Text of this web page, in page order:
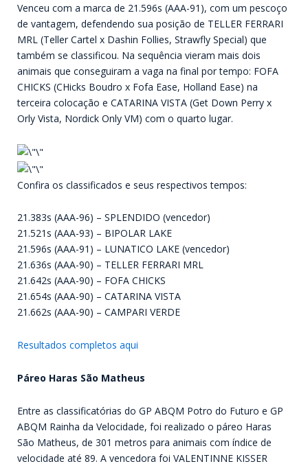
Venceu com a marca de 21.596s (AAA-91), com um pescoço
de vantagem, defendendo sua posição de TELLER FERRARI
MRL (Teller Cartel x Dashin Follies, Strawfly Special) que
também se classificou. Na sequência vieram mais dois
animais que conseguiram a vaga na final por tempo: FOFA
CHICKS (CHicks Boudro x Fofa Ease, Holland Ease) na
terceira colocação e CATARINA VISTA (Get Down Perry x
Orly Vista, Nordick Only VM) com o quarto lugar.
Confira os classificados e seus respectivos tempos:
21.383s (AAA-96) – SPLENDIDO (vencedor)
21.521s (AAA-93) – BIPOLAR LAKE
21.596s (AAA-91) – LUNATICO LAKE (vencedor)
21.636s (AAA-90) – TELLER FERRARI MRL
21.642s (AAA-90) – FOFA CHICKS
21.654s (AAA-90) – CATARINA VISTA
21.662s (AAA-90) – CAMPARI VERDE
Resultados completos aqui
Páreo Haras São Matheus
Entre as classificatórias do GP ABQM Potro do Futuro e GP
ABQM Rainha da Velocidade, foi realizado o páreo Haras
São Matheus, de 301 metros para animais com índice de
velocidade até 89. A vencedora foi VALENTINNE KISSER